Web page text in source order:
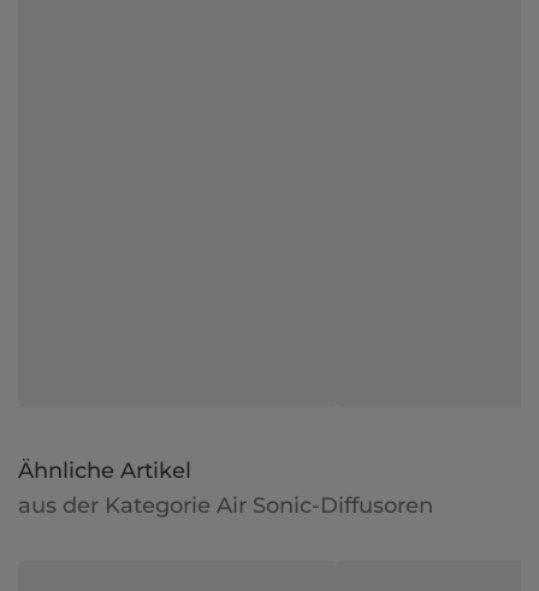
Ähnliche Artikel
aus der Kategorie Air Sonic-Diffusoren